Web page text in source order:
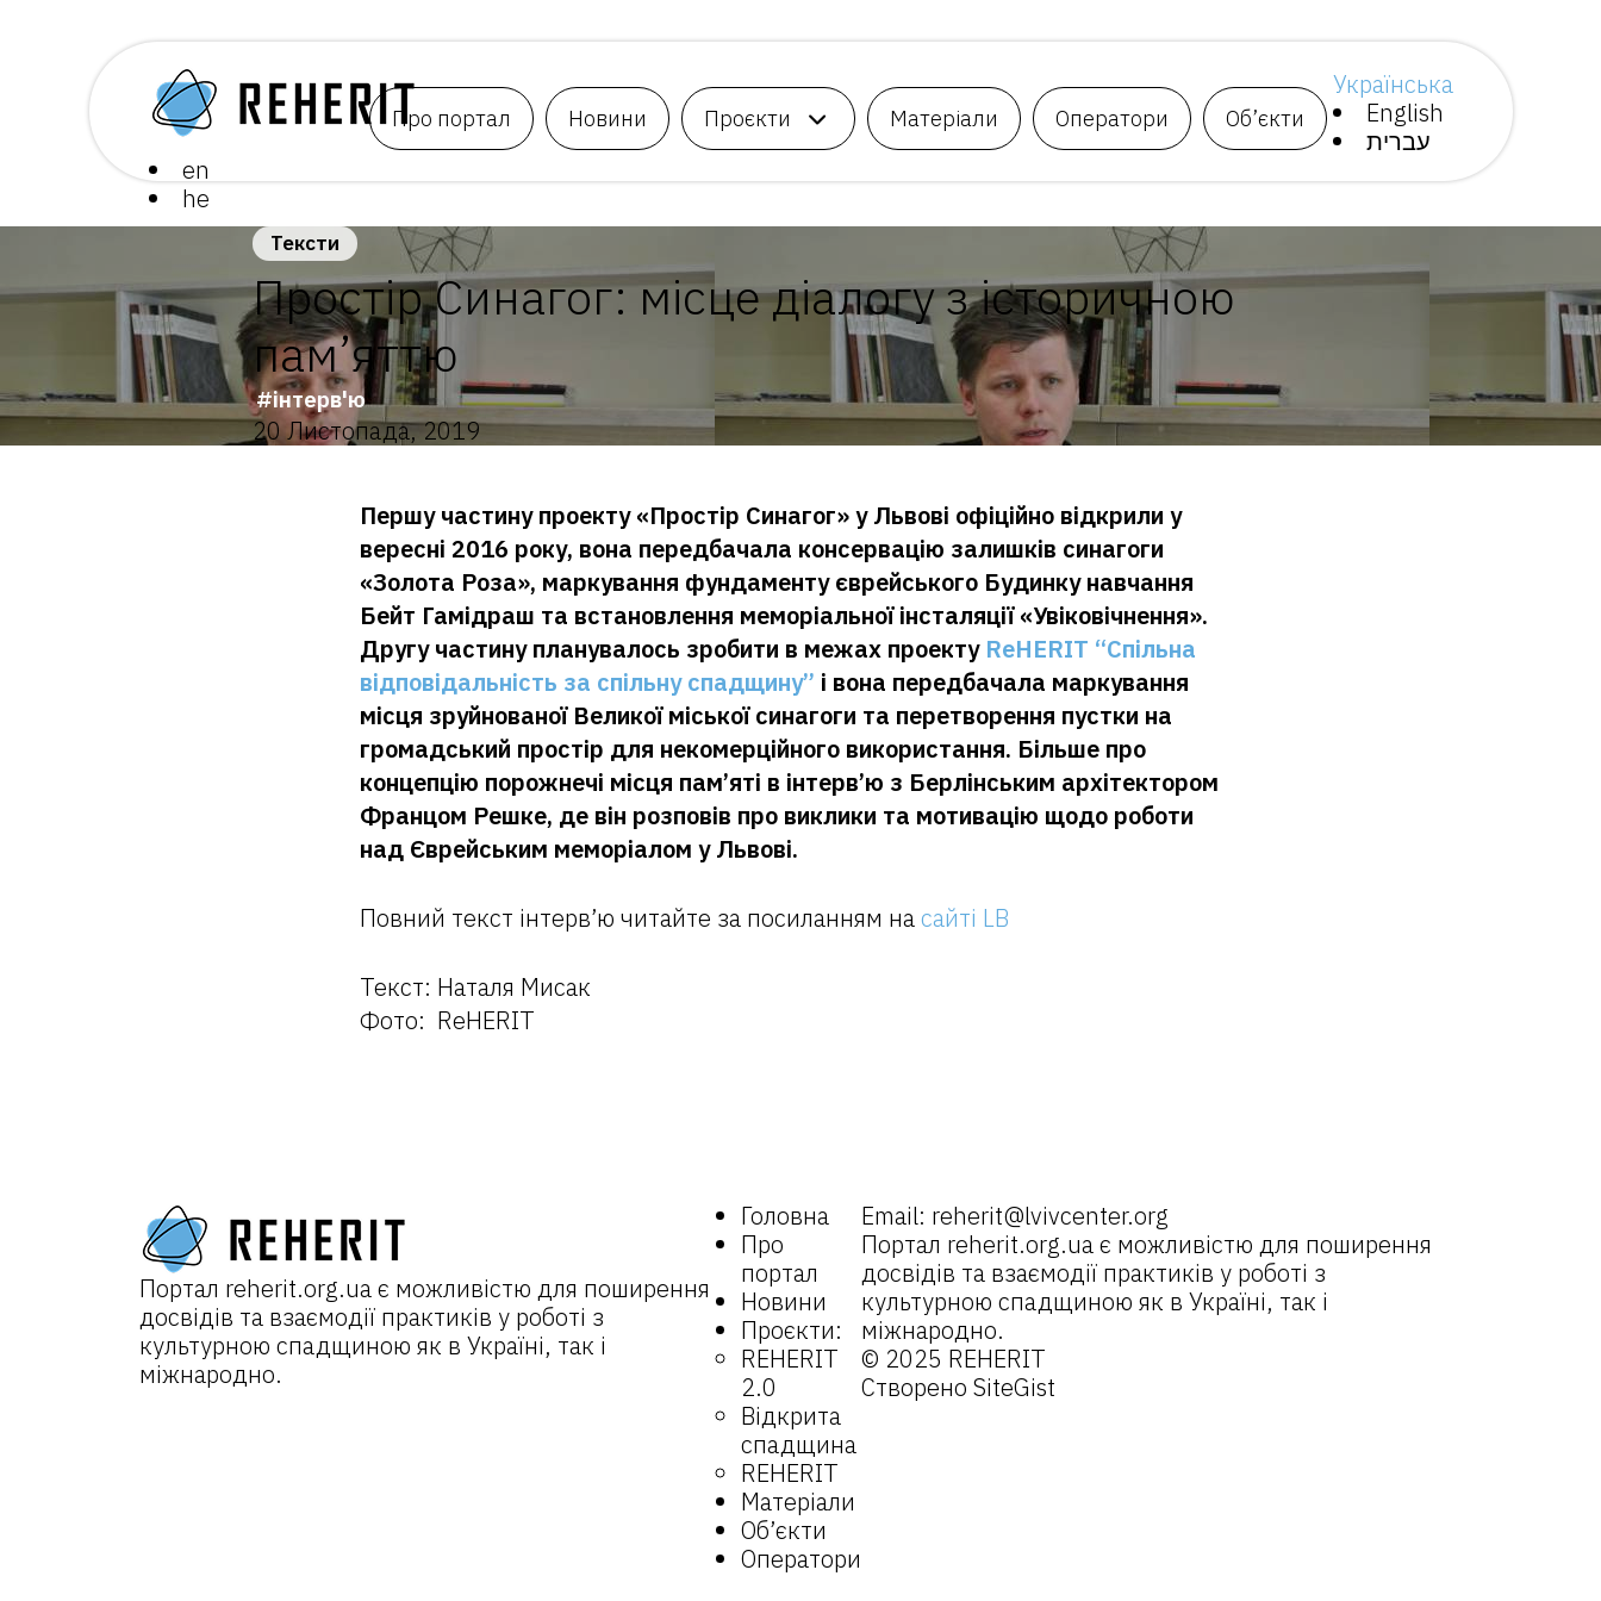
Про портал Новини Проєкти Матеріали Оператори Об’єкти
Українська
English
עברית
en
he
Тексти
Простір Синагог: місце діалогу з історичною
пам’яттю
інтерв'ю
20 Листопада, 2019
Першу частину проекту «Простір Синагог» у Львові офіційно відкрили у
вересні 2016 року, вона передбачала консервацію залишків синагоги
«Золота Роза», маркування фундаменту єврейського Будинку навчання
Бейт Гамідраш та встановлення меморіальної інсталяції «Увіковічнення».
Другу частину планувалось зробити в межах проекту ReHERIT “Спільна
відповідальність за спільну спадщину” і вона передбачала маркування
місця зруйнованої Великої міської синагоги та перетворення пустки на
громадський простір для некомерційного використання. Більше про
концепцію порожнечі місця пам’яті в інтерв’ю з Берлінським архітектором
Францом Решке, де він розповів про виклики та мотивацію щодо роботи
над Єврейським меморіалом у Львові.
Повний текст інтерв’ю читайте за посиланням насайті LB
Текст: Наталя Мисак
Фото: ReHERIT
Портал reherit.org.uaє можливістю для поширення
досвідів та взаємодії практиків у роботі з
культурною спадщиною як в Україні, так і
міжнародно.
Головна
Про
портал
Новини
Проєкти:
REHERIT
2.0
Відкрита
спадщина
REHERIT
Матеріали
Об’єкти
Оператори
Email: reherit@lvivcenter.org
Портал reherit.org.uaє можливістю для поширення
досвідів та взаємодії практиків у роботі з
культурною спадщиною як в Україні, так і
міжнародно.
© 2025 REHERIT
Створено SiteGist